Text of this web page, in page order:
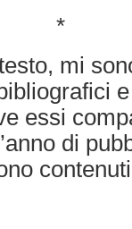
*
mi
essi
di